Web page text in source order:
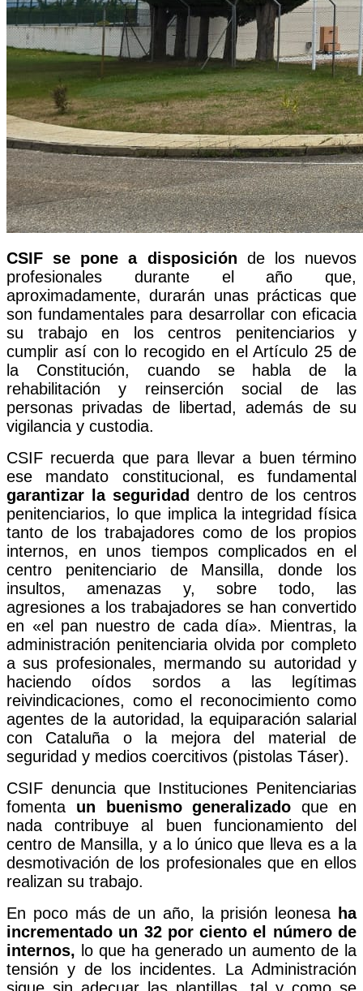
CSIF se pone a disposición de los nuevos
profesionales durante el año que,
aproximadamente, durarán unas prácticas que
son fundamentales para desarrollar con eficacia
su trabajo en los centros penitenciarios y
cumplir así con lo recogido en el Artículo 25 de
la Constitución, cuando se habla de la
rehabilitación y reinserción social de las
personas privadas de libertad, además de su
vigilancia y custodia.
CSIF recuerda que para llevar a buen término
ese mandato constitucional, es fundamental
garantizar la seguridad dentro de los centros
penitenciarios, lo que implica la integridad física
tanto de los trabajadores como de los propios
internos, en unos tiempos complicados en el
centro penitenciario de Mansilla, donde los
insultos, amenazas y, sobre todo, las
agresiones a los trabajadores se han convertido
en «el pan nuestro de cada día». Mientras, la
administración penitenciaria olvida por completo
a sus profesionales, mermando su autoridad y
haciendo oídos sordos a las legítimas
reivindicaciones, como el reconocimiento como
agentes de la autoridad, la equiparación salarial
con Cataluña o la mejora del material de
seguridad y medios coercitivos (pistolas Táser).
CSIF denuncia que Instituciones Penitenciarias
fomenta un buenismo generalizadoque en
nada contribuye al buen funcionamiento del
centro de Mansilla, y a lo único que lleva es a la
desmotivación de los profesionales que en ellos
realizan su trabajo.
En poco más de un año, la prisión leonesa ha
incrementado un 32 por ciento el número de
internos, lo que ha generado un aumento de la
tensión y de los incidentes. La Administración
sigue sin adecuar las plantillas, tal y como se